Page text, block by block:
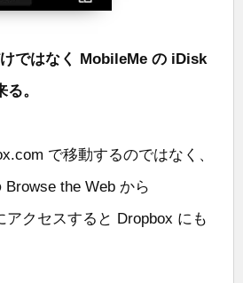
ではなく MobileMe の iDisk
。
で移動するのではなく、
Browse the Web から
アクセスすると Dropbox にも